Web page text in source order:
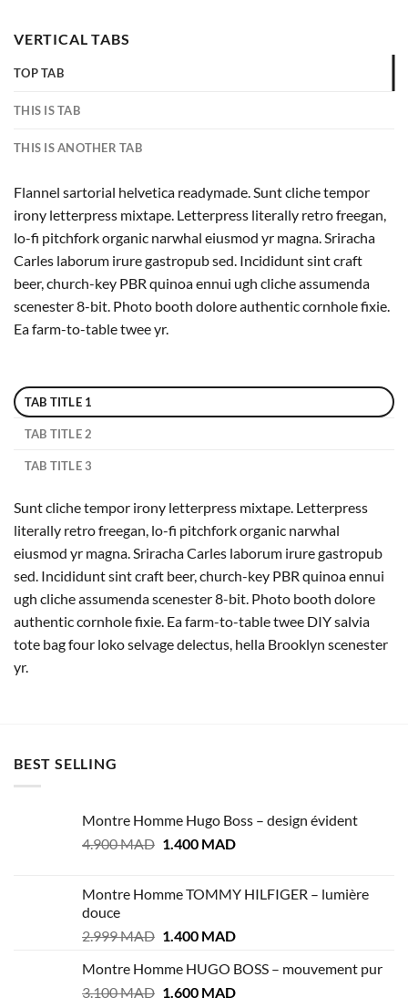
VERTICAL TABS
TOP TAB
THIS IS TAB
THIS IS ANOTHER TAB
Flannel sartorial helvetica readymade. Sunt cliche tempor
irony letterpress mixtape. Letterpress literally retro freegan,
lo-fi pitchfork organic narwhal eiusmod yr magna. Sriracha
Carles laborum irure gastropub sed. Incididunt sint craft
beer, church-key PBR quinoa ennui ugh cliche assumenda
scenester 8-bit. Photo booth dolore authentic cornhole fixie.
Ea farm-to-table twee yr.
TAB TITLE 1
TAB TITLE 2
TAB TITLE 3
Sunt cliche tempor irony letterpress mixtape. Letterpress
literally retro freegan, lo-fi pitchfork organic narwhal
eiusmod yr magna. Sriracha Carles laborum irure gastropub
sed. Incididunt sint craft beer, church-key PBR quinoa ennui
ugh cliche assumenda scenester 8-bit. Photo booth dolore
authentic cornhole fixie. Ea farm-to-table twee DIY salvia
tote bag four loko selvage delectus, hella Brooklyn scenester
yr.
BEST SELLING
Montre Homme Hugo Boss – design évident
4.900MAD Le
était :
1.400 MADLe
est :
Montre Homme TOMMY HILFIGER – lumière
douce
2.999MAD Le
initial
était :
1.400 MADLe
actuel
est :
Montre Homme HUGO BOSS – mouvement pur
3.100MAD Le
1.600 MADLe